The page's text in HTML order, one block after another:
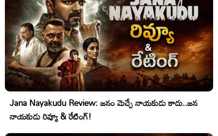
Jana Nayakudu Review: జనం మెచ్చే నాయకుడు కాదు..జన
నాయకుడు రివ్యూ & రేటింగ్!